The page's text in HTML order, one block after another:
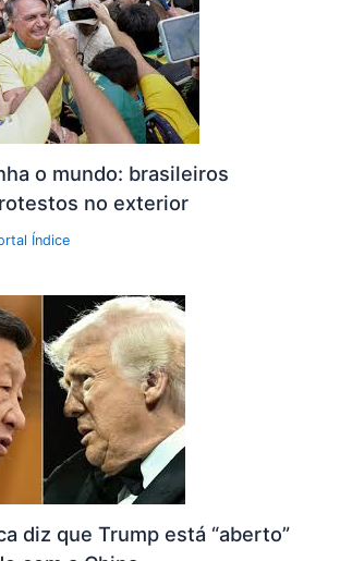
o mundo: brasileiros
no exterior
Índice
diz que Trump está “aberto”